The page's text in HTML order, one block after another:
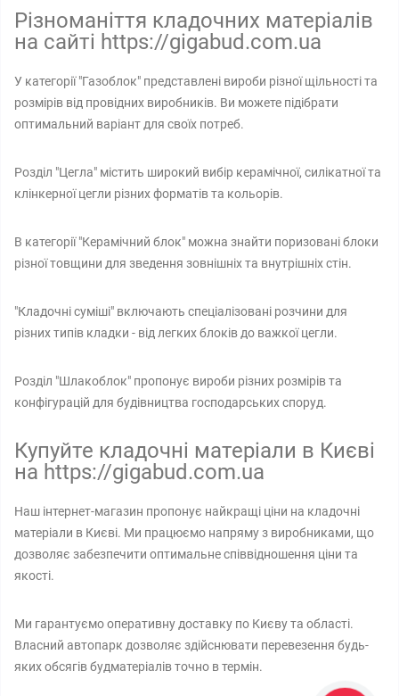
Різноманіття кладочних матеріалів
на сайті https://gigabud.com.ua
У категорії "Газоблок" представлені вироби різної щільності та
розмірів від провідних виробників. Ви можете підібрати
оптимальний варіант для своїх потреб.
Розділ "Цегла" містить широкий вибір керамічної, силікатної та
клінкерної цегли різних форматів та кольорів.
В категорії "Керамічний блок" можна знайти поризовані блоки
різної товщини для зведення зовнішніх та внутрішніх стін.
"Кладочні суміші" включають спеціалізовані розчини для
різних типів кладки - від легких блоків до важкої цегли.
Розділ "Шлакоблок" пропонує вироби різних розмірів та
конфігурацій для будівництва господарських споруд.
Купуйте кладочні матеріали в Києві
на https://gigabud.com.ua
Наш інтернет-магазин пропонує найкращі ціни на кладочні
матеріали в Києві. Ми працюємо напряму з виробниками, що
дозволяє забезпечити оптимальне співвідношення ціни та
якості.
Ми гарантуємо оперативну доставку по Києву та області.
Власний автопарк дозволяє здійснювати перевезення будь-
яких обсягів будматеріалів точно в термін.